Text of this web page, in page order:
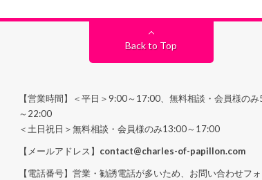
Back to Top
【営業時間】＜平日＞9:00～17:00、無料相談・会員様の
～22:00
＜土日祝日＞無料相談・会員様のみ13:00～17:00
【メールアドレス】 contact@charles-of-papillon.com
【電話番号】営業・勧誘電話が多いため、お問い合わせフ